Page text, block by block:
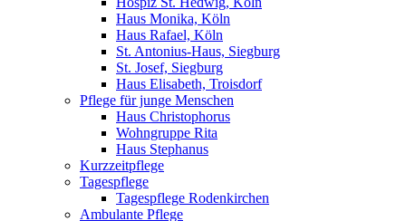
Haus Monika, Köln
Haus Rafael, Köln
St. Antonius-Haus, Siegburg
St. Josef, Siegburg
Haus Elisabeth, Troisdorf
Pflege für junge Menschen
Haus Christophorus
Wohngruppe Rita
Haus Stephanus
Kurzzeitpflege
Tagespflege
Tagespflege Rodenkirchen
Ambulante Pflege